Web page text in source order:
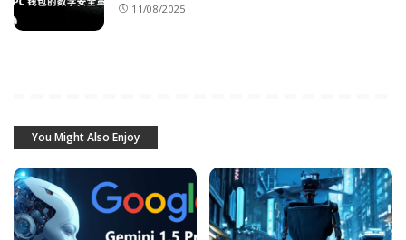
11/08/2025
You Might Also Enjoy